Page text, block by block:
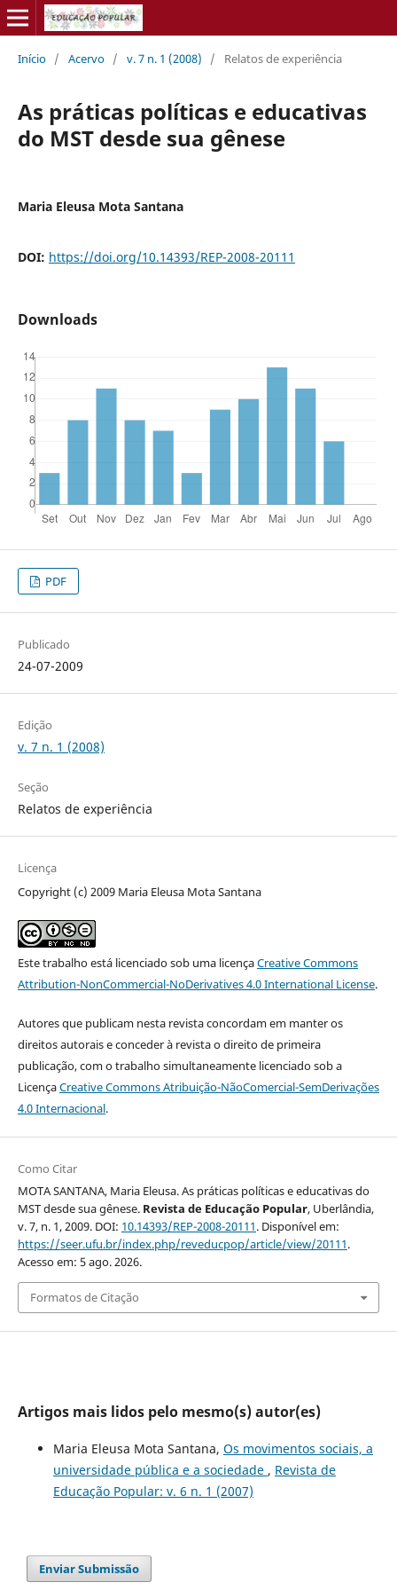
Início / Acervo / v. 7 n. 1 (2008) / Relatos de experiência
As práticas políticas e educativas
do MST desde sua gênese
Maria Eleusa Mota Santana
DOI: https://doi.org/10.14393/REP-2008-20111
Downloads
PDF
Publicado
24-07-2009
Edição
v. 7 n. 1 (2008)
Seção
Relatos de experiência
Licença
Copyright (c) 2009 Maria Eleusa Mota Santana
Este trabalho está licenciado sob uma licençaCreative Commons
Attribution-NonCommercial-NoDerivatives 4.0 International License.
Autores que publicam nesta revista concordam em manter os
direitos autorais e conceder à revista o direito de primeira
publicação, com o trabalho simultaneamente licenciado sob a
LicençaCreative Commons Atribuição-NãoComercial-SemDerivações
4.0 Internacional.
Como Citar
MOTA SANTANA, Maria Eleusa. As práticas políticas e educativas do
MST desde sua gênese. Revista de Educação Popular, Uberlândia,
v. 7, n. 1, 2009. DOI: 10.14393/REP-2008-20111. Disponível em:
https://seer.ufu.br/index.php/reveducpop/article/view/20111.
Acesso em: 5 ago. 2026.
Formatos de Citação
Artigos mais lidos pelo mesmo(s) autor(es)
Maria Eleusa Mota Santana, Os movimentos sociais, a
universidade pública e a sociedade , Revista de
Educação Popular: v. 6 n. 1 (2007)
Enviar Submissão